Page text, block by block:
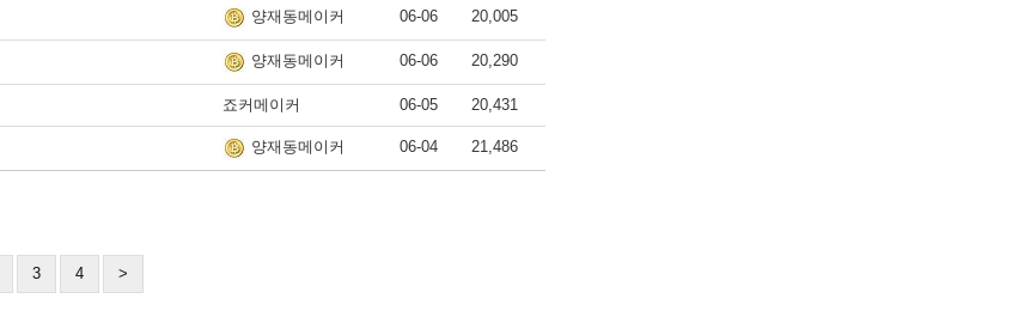
양재동메이커 06-06 20,005
양재동메이커 06-06 20,290
죠커메이커 06-05 20,431
양재동메이커 06-04 21,486
3 4 >